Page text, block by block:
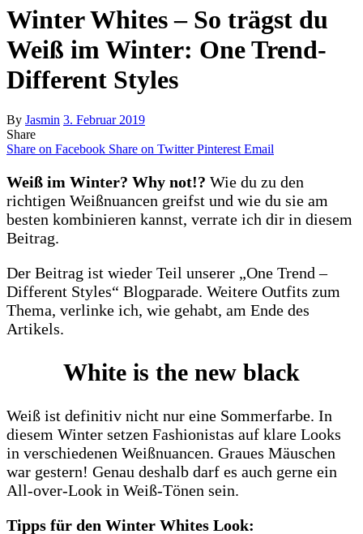
Winter Whites – So trägst du
Weiß im Winter: One Trend-
Different Styles
By Jasmin 3. Februar 2019
Share
Share on Facebook Share on Twitter Pinterest Email
Weiß im Winter? Why not!? Wie du zu den
richtigen Weißnuancen greifst und wie du sie am
besten kombinieren kannst, verrate ich dir in diesem
Beitrag.
Der Beitrag ist wieder Teil unserer „One Trend –
Different Styles“ Blogparade. Weitere Outfits zum
Thema, verlinke ich, wie gehabt, am Ende des
Artikels.
White is the new black
Weiß ist definitiv nicht nur eine Sommerfarbe. In
diesem Winter setzen Fashionistas auf klare Looks
in verschiedenen Weißnuancen. Graues Mäuschen
war gestern! Genau deshalb darf es auch gerne ein
All-over-Look in Weiß-Tönen sein.
Tipps für den Winter Whites Look: